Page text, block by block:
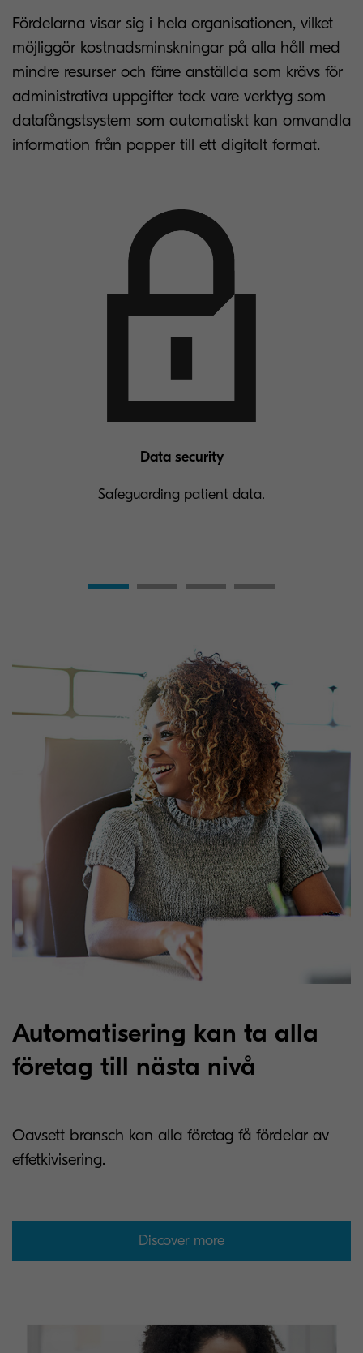
Fördelarna visar sig i hela organisationen, vilket
möjliggör kostnadsminskningar på alla håll med
mindre resurser och färre anställda som krävs för
administrativa uppgifter tack vare verktyg som
datafångstsystem som automatiskt kan omvandla
information från papper till ett digitalt format.
Data security
Safeguarding patient data.
Automatisering kan ta alla
företag till nästa nivå
Oavsett bransch kan alla företag få fördelar av
effetkivisering.
Discover more